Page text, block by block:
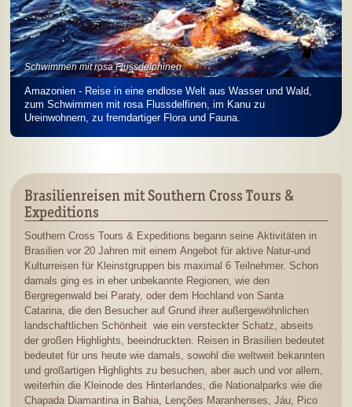
Schwimmen mit rosa Flussdelphinen
Amazonien - Reise in eine endlose Welt aus Wasser und Wald,
zum Schwimmen mit rosa Flussdelfinen, im Kanu zu
Ureinwohnern, zu fremdartiger Flora und Fauna.
Brasilienreisen mit Southern Cross Tours &
Expeditions
Southern Cross Tours & Expeditions begann seine Aktivitäten in
Brasilien vor 20 Jahren mit einem Angebot für aktive Natur-und
Kulturreisen für Kleinstgruppen bis maximal 6 Teilnehmer. Schon
damals ging es in eher unbekannte Regionen, wie den
Bergregenwald bei Paraty, oder dem Hochland von Santa
Catarina, die den Besucher auf Grund ihrer außergewöhnlichen
landschaftlichen Schönheit wie ein versteckter Schatz, abseits
der großen Highlights, beeindruckten. Reisen in Brasilien bedeutet
bedeutet für uns heute wie damals, sowohl die weltweit bekannten
und großartigen Highlights zu besuchen, aber auch und vor allem,
weiterhin die Kleinode des Hinterlandes, die Nationalparks wie die
Chapada Diamantina in Bahia, Lenções Maranhenses, Jáu, Pico